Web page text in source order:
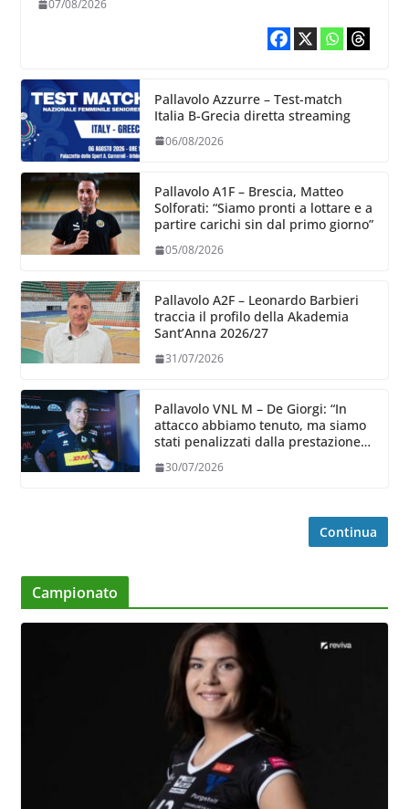
07/08/2026
Pallavolo Azzurre – Test-match
Italia B-Grecia diretta streaming
06/08/2026
Pallavolo A1F – Brescia, Matteo
Solforati: “Siamo pronti a lottare e a
partire carichi sin dal primo giorno”
05/08/2026
Pallavolo A2F – Leonardo Barbieri
traccia il profilo della Akademia
Sant’Anna 2026/27
31/07/2026
Pallavolo VNL M – De Giorgi: “In
attacco abbiamo tenuto, ma siamo
stati penalizzati dalla prestazione
30/07/2026
Continua
Campionato